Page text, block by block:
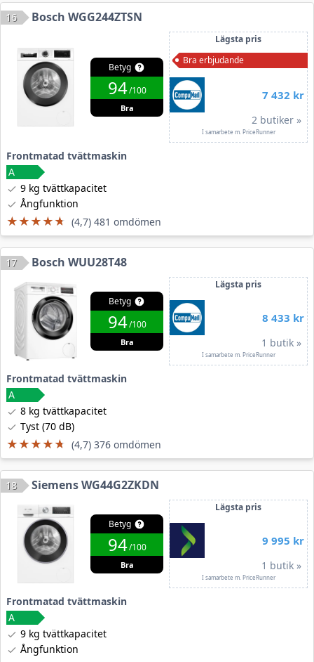
16 Bosch WGG244ZTSN
Betyg
94/100
Bra
Lägsta pris
Bra erbjudande
7 432 kr
2 butiker »
I samarbete m. PriceRunner
Frontmatad tvättmaskin
9 kg tvättkapacitet
Ångfunktion
★★★★★
★★★★★ (4,7) 481 omdömen
17 Bosch WUU28T48
Betyg
94/100
Bra
Lägsta pris
8 433 kr
1 butik »
I samarbete m. PriceRunner
Frontmatad tvättmaskin
8 kg tvättkapacitet
Tyst (70 dB)
★★★★★
★★★★★ (4,7) 376 omdömen
18 Siemens WG44G2ZKDN
Betyg
94/100
Bra
Lägsta pris
9 995 kr
1 butik »
I samarbete m. PriceRunner
Frontmatad tvättmaskin
9 kg tvättkapacitet
Ångfunktion